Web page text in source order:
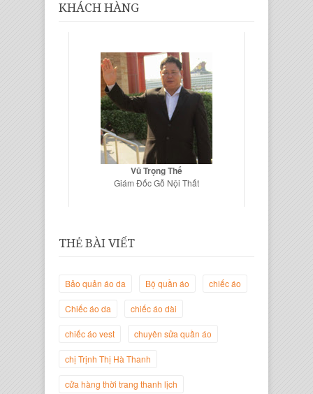
KHÁCH HÀNG
Vũ Trọng Thế
Giám Đốc Gỗ Nội Thất
Trịnh Thị Hà Thanh
Trang Thanh Lịch
THẺ BÀI VIẾT
Bảo quản áo da Bộ quần áo chiếc áo
Chiếc áo da chiếc áo dài
chiếc áo vest chuyên sửa quần áo
chị Trịnh Thị Hà Thanh
cửa hàng thời trang thanh lịch